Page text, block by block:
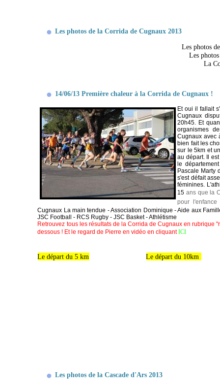
Les photos de la Corrida de Cugnaux 2013
Les photos
Les
La
14/06/13 Première chaleur à la Corrida de Cugnaux !
Et oui il fallait
Cugnaux
20h45. Et
organismes
Cugnaux avec
bien fait les
sur le 5km et
au départ. Il
le
Pascale Marty
s'est défait
féminines.
15ans que la
pour
Cugnaux La main tendue - Association Dominique - Aide aux
JSC Football - RCS Rugby - JSC Basket - Athlétisme
Retrouvez tous les résultats de la Corrida de Cugnaux en rubrique
dessous ! Et le regard de Pierre en vidéo en cliquant ICI
Le départ du 5 km Le départ du 10km
Les photos de la Cascade d'Ars 2013